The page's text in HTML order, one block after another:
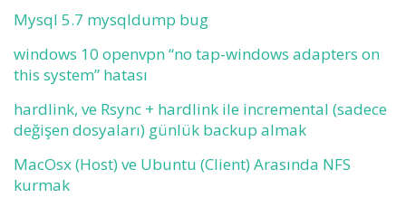
Mysql 5.7 mysqldump bug
windows 10 openvpn “no tap-windows adapters on
this system” hatası
hardlink, ve Rsync + hardlink ile incremental (sadece
değişen dosyaları) günlük backup almak
MacOsx (Host) ve Ubuntu (Client) Arasında NFS
kurmak